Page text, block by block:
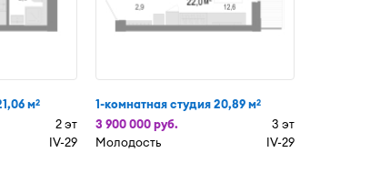
м2
2 эт
IV-29
1-комнатная студия 20,89 м2
3 900 000 руб.
3 эт
Молодость
IV-29